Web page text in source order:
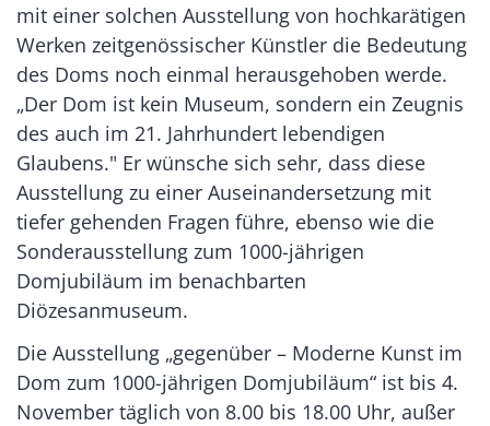
mit einer solchen Ausstellung von hochkarätigen
Werken zeitgenössischer Künstler die Bedeutung
des Doms noch einmal herausgehoben werde.
„Der Dom ist kein Museum, sondern ein Zeugnis
des auch im 21. Jahrhundert lebendigen
Glaubens." Er wünsche sich sehr, dass diese
Ausstellung zu einer Auseinandersetzung mit
tiefer gehenden Fragen führe, ebenso wie die
Sonderausstellung zum 1000-jährigen
Domjubiläum im benachbarten
Diözesanmuseum.
Die Ausstellung „gegenüber – Moderne Kunst im
Dom zum 1000-jährigen Domjubiläum“ ist bis 4.
November täglich von 8.00 bis 18.00 Uhr, außer